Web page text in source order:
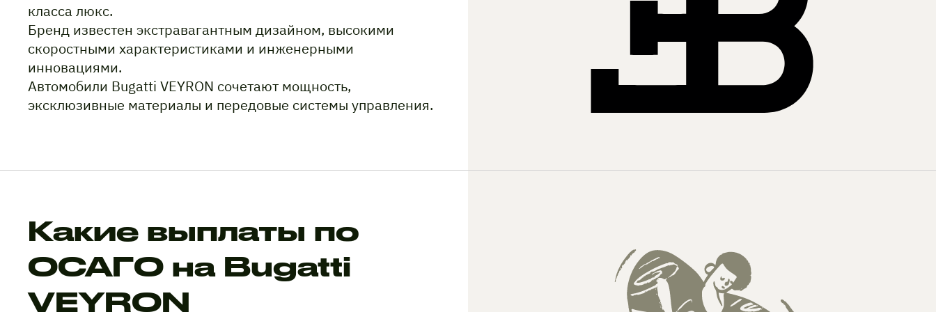
класса люкс.
Бренд известен экстравагантным дизайном, высокими
скоростными характеристиками и инженерными
инновациями.
Автомобили Bugatti VEYRON сочетают мощность,
эксклюзивные материалы и передовые системы управления.
Какие выплаты по
ОСАГО на Bugatti
VEYRON